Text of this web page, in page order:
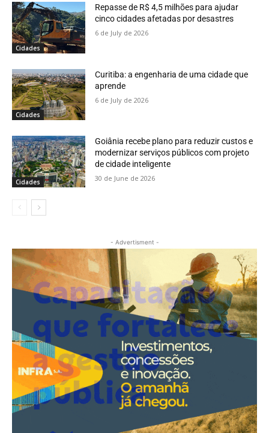
Cidades
Repasse de R$ 4,5 milhões para ajudar
cinco cidades afetadas por desastres
6 de July de 2026
Cidades
Curitiba: a engenharia de uma cidade que
aprende
6 de July de 2026
Cidades
Goiânia recebe plano para reduzir custos e
modernizar serviços públicos com projeto
de cidade inteligente
30 de June de 2026
- Advertisment -